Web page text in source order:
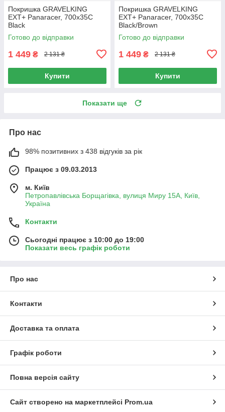
Покришка GRAVELKING
EXT+ Panaracer, 700x35C
Black
Готово до відправки
1 449 ₴ 2 131 ₴
Купити
Покришка GRAVELKING
EXT+ Panaracer, 700x35C
Black/Brown
Готово до відправки
1 449 ₴ 2 131 ₴
Купити
Показати ще
Про нас
98% позитивних з 438 відгуків за рік
Працює з 09.03.2013
м. Київ
Петропавлівська Борщагівка, вулиця Миру 15А, Київ,
Україна
Контакти
Сьогодні працює з 10:00 до 19:00
Показати весь графік роботи
Про нас
Контакти
Доставка та оплата
Графік роботи
Повна версія сайту
Сайт створено на маркетплейсі Prom.ua